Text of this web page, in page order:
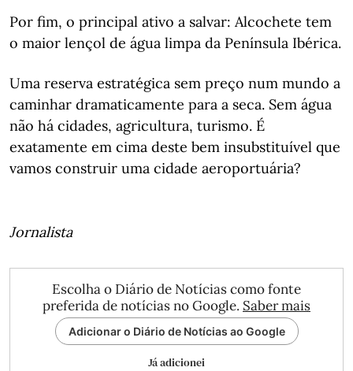
Por fim, o principal ativo a salvar: Alcochete tem
o maior lençol de água limpa da Península Ibérica.
Uma reserva estratégica sem preço num mundo a
caminhar dramaticamente para a seca. Sem água
não há cidades, agricultura, turismo. É
exatamente em cima deste bem insubstituível que
vamos construir uma cidade aeroportuária?
Jornalista
Escolha o Diário de Notícias como fonte
preferida de notícias no Google. Saber mais
Adicionar o Diário de Notícias ao Google
Já adicionei